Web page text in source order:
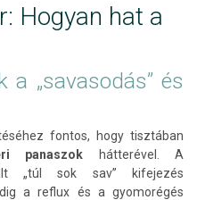
Hogyan hat a
a „savasodás” és
fontos, hogy tisztában
panaszok
hátterével. A
„túl sok sav” kifejezés
a reflux és a gyomorégés